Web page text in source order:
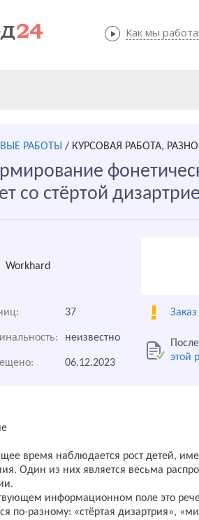
Как мы
Как мы
РАБОТЫ / КУРСОВАЯ РАБОТА,
со стёртой
Workhard
37
неизвестно
этой
06.12.2023
время наблюдается рост детей,
Один из них является весьма
информационном поле это
по-разному: «стёртая дизартрия»,